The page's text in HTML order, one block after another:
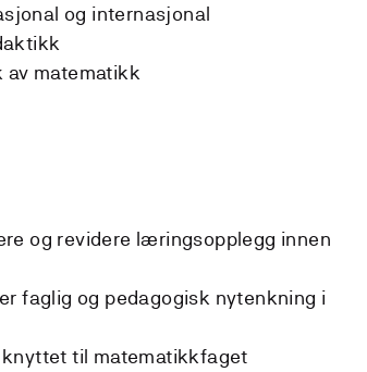
og internasjonal
matematikk
og revidere læringsopplegg innen
faglig og pedagogisk nytenkning i
til matematikkfaget